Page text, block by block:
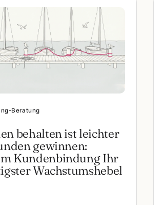
Beratung
behalten ist leichter
gewinnen:
Kundenbindung Ihr
Wachstumshebel